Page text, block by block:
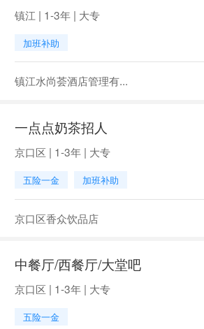
镇江 | 1-3年 | 大专
加班补助
镇江水尚荟酒店管理有...
一点点奶茶招人
京口区 | 1-3年 | 大专
五险一金 加班补助
京口区香众饮品店
中餐厅/西餐厅/大堂吧
京口区 | 1-3年 | 大专
五险一金